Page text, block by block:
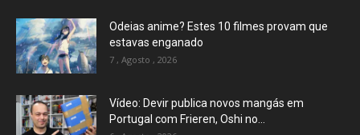
Odeias anime? Estes 10 filmes provam que
estavas enganado
7 , Agosto , 2026
Vídeo: Devir publica novos mangás em
Portugal com Frieren, Oshi no...